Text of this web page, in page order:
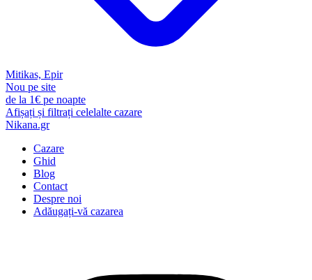
Mitikas, Epir
Nou pe site
de la 1€ pe noapte
Afișați și filtrați celelalte cazare
Nikana.gr
Cazare
Ghid
Blog
Contact
Despre noi
Adăugați-vă cazarea